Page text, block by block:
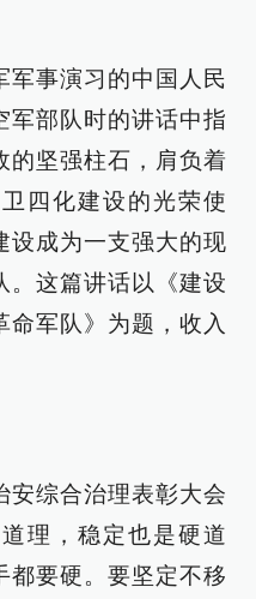
军事演习的中国人民
军部队时的讲话中指
的坚强柱石，肩负着
四化建设的光荣使
设成为一支强大的现
。这篇讲话以《建设
命军队》为题，收入
安综合治理表彰大会
理，稳定也是硬道
都要硬。要坚定不移